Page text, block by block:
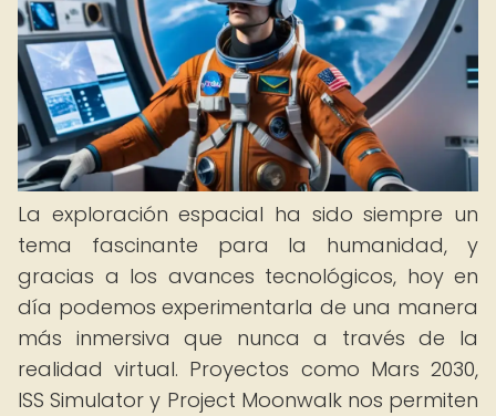
La exploración espacial ha sido siempre un
tema fascinante para la humanidad, y
gracias a los avances tecnológicos, hoy en
día podemos experimentarla de una manera
más inmersiva que nunca a través de la
realidad virtual. Proyectos como Mars 2030,
ISS Simulator y Project Moonwalk nos permiten